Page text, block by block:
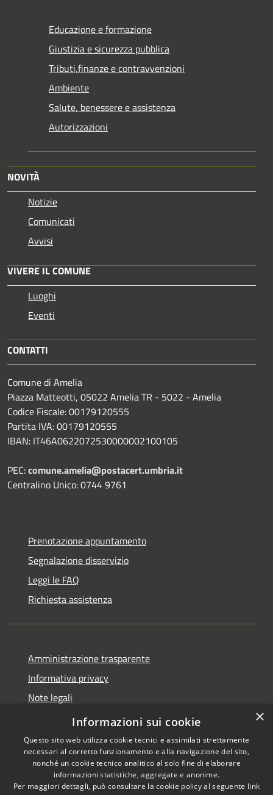
Educazione e formazione
Giustizia e sicurezza pubblica
Tributi,finanze e contravvenzioni
Ambiente
Salute, benessere e assistenza
Autorizzazioni
NOVITÀ
Notizie
Comunicati
Avvisi
VIVERE IL COMUNE
Luoghi
Eventi
CONTATTI
Comune di Amelia
Piazza Matteotti, 05022 Amelia TR - 5022 - Amelia
Codice Fiscale: 00179120555
Partita IVA: 00179120555
IBAN: IT46A0622072530000002100105
PEC:comune.amelia@postacert.umbria.it
Centralino Unico: 0744 9761
Prenotazione appuntamento
Segnalazione disservizio
Leggi le FAQ
Richiesta assistenza
Amministrazione trasparente
Informativa privacy
Note legali
Dichiarazione di accessibilità
Copyright © 2026 • Comune di
×
Informazioni sui cookie
Questo sito web utilizza cookie tecnici e assimilati strettamente
necessari al corretto funzionamento e alla navigazione del sito,
nonché un cookie tecnico analitico al solo fine di elaborare
informazioni statistiche, aggregate e anonime.
Per maggiori dettagli, può consultare la cookie policy al seguente link